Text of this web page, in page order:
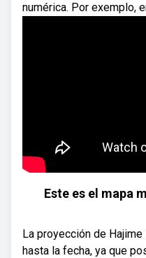
numérica. Por exemplo,
Este es el mapa
La proyección de
hasta la fecha, ya que